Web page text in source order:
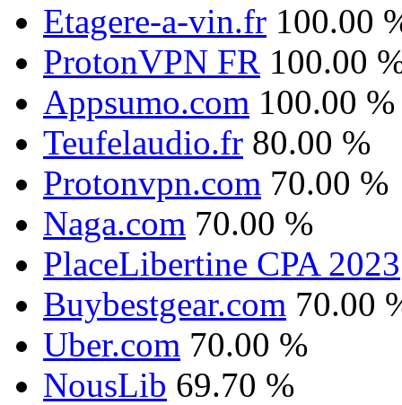
Etagere-a-vin.fr 100.00
ProtonVPN FR 100.00
Appsumo.com 100.00 %
Teufelaudio.fr 80.00 %
Protonvpn.com 70.00 %
Naga.com 70.00 %
PlaceLibertine CPA 2023
Buybestgear.com 70.00
Uber.com 70.00 %
NousLib 69.70 %